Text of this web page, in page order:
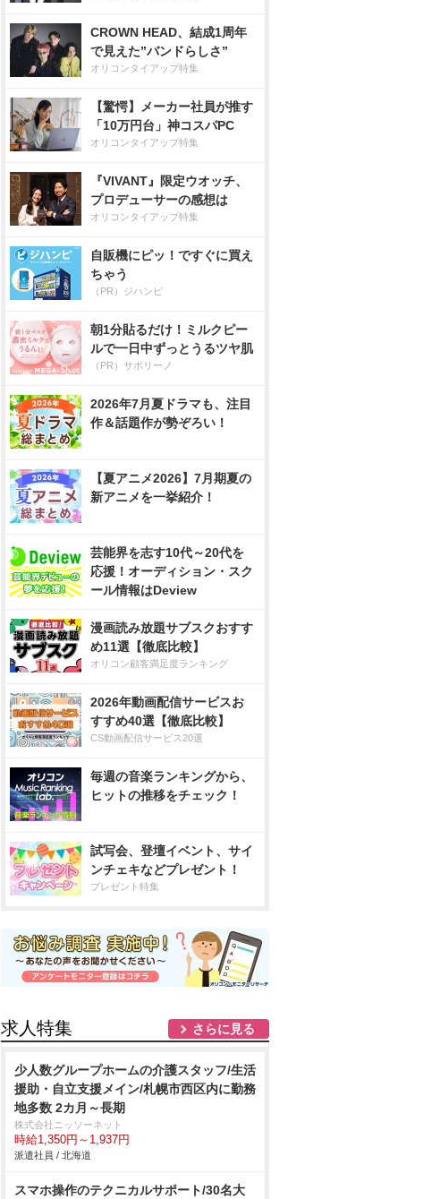
CROWN HEAD、結成1周年
で見えた”バンドらしさ”
オリコンタイアップ特集
【驚愕】メーカー社員が推す
「10万円台」神コスパPC
オリコンタイアップ特集
『VIVANT』限定ウオッチ、
プロデューサーの感想は
オリコンタイアップ特集
自販機にピッ！ですぐに買え
ちゃう
（PR）ジハンピ
朝1分貼るだけ！ミルクピー
ルで一日中ずっとうるツヤ肌
（PR）サボリーノ
2026年7月夏ドラマも、注目
作＆話題作が勢ぞろい！
【夏アニメ2026】7月期夏の
新アニメを一挙紹介！
芸能界を志す10代～20代を
応援！オーディション・スク
ール情報はDeview
漫画読み放題サブスクおすす
め11選【徹底比較】
オリコン顧客満足度ランキング
2026年動画配信サービスお
すすめ40選【徹底比較】
CS動画配信サービス20選
毎週の音楽ランキングから、
ヒットの推移をチェック！
試写会、登壇イベント、サイ
ンチェキなどプレゼント！
プレゼント特集
求人特集 さらに見る
少人数グループホームの介護スタッフ/生活
援助・自立支援メイン/札幌市西区内に勤務
地多数 2カ月～長期
株式会社ニッソーネット
時給1,350円～1,937円
派遣社員 / 北海道
スマホ操作のテクニカルサポート/30名大